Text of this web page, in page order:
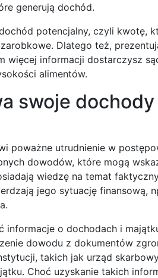
generują dochód.
potencjalny, czyli kwotę,
Dlatego też,
więcej informacji dostarczysz
alimentów.
swoje dochody
poważne utrudnienie w
dowodów, które mogą
wiedzę na temat
jego sytuację finansową,
informacje o dochodach i
dowodu z dokumentów
takich jak urząd
Choć uzyskanie takich